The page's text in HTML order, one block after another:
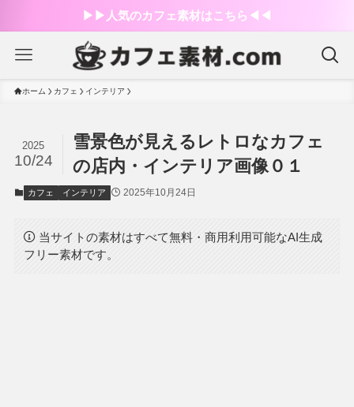
▶︎▶︎人気のカフェ素材はこちら◀︎◀︎
ホーム カフェ インテリア
雪景色が見えるレトロなカフェ
の店内・インテリア画像０１
2025
10/24
カフェ インテリア 2025年10月24日
当サイトの素材はすべて無料・商用利用可能なAI生成
フリー素材です。